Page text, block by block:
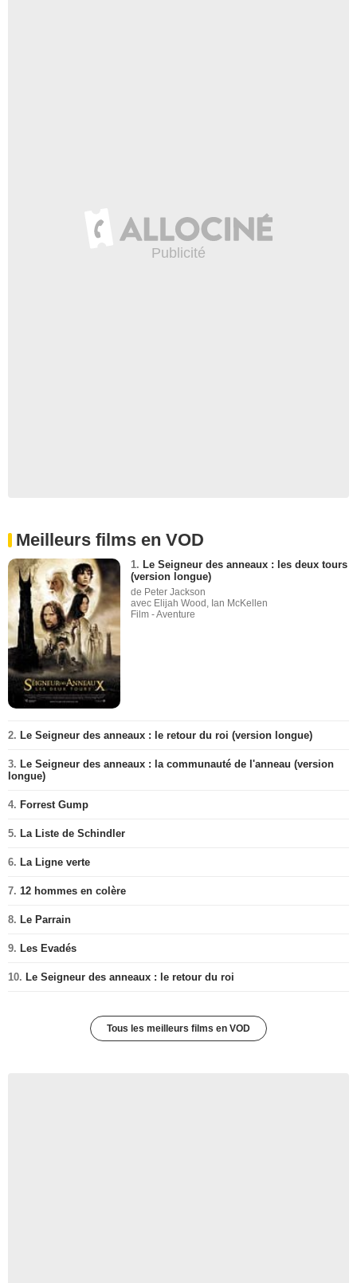
Meilleurs films en VOD
1. Le Seigneur des anneaux : les deux tours
(version longue)
de Peter Jackson
avec Elijah Wood, Ian McKellen
Film - Aventure
2. Le Seigneur des anneaux : le retour du roi (version longue)
3. Le Seigneur des anneaux : la communauté de l'anneau (version
longue)
4. Forrest Gump
5. La Liste de Schindler
6. La Ligne verte
7. 12 hommes en colère
8. Le Parrain
9. Les Evadés
10. Le Seigneur des anneaux : le retour du roi
Tous les meilleurs films en VOD